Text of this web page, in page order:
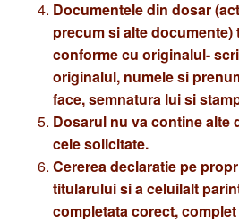
Documentele din dosar
precum si alte documente)
conforme cu originalul-
originalul, numele si
face, semnatura lui si
Dosarul nu va contine alte
cele solicitate.
Cererea declaratie pe
titularului si a celuilalt
completata corect,